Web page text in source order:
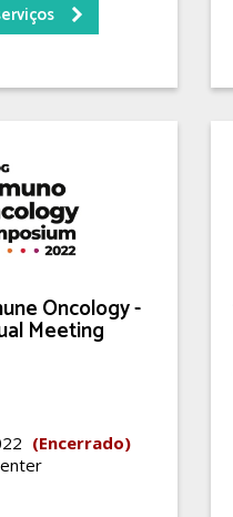
Oncology -
Meeting
(Encerrado)